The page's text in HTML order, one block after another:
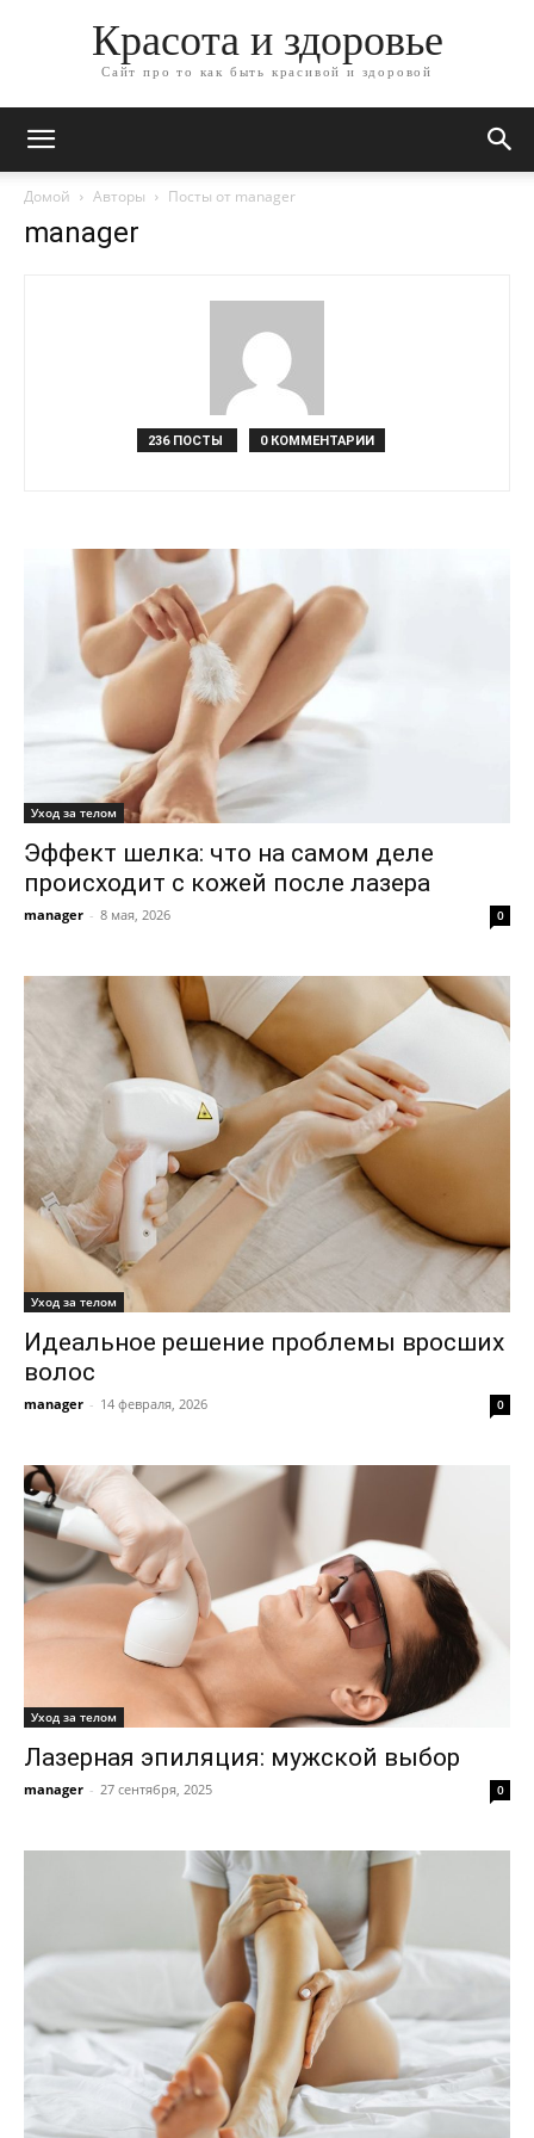
Красота и здоровье
Сайт про то как быть красивой и здоровой
Домой Авторы Посты от manager
manager
236 ПОСТЫ 0 КОММЕНТАРИИ
Уход за телом
Эффект шелка: что на самом деле
происходит с кожей после лазера
manager - 8 мая, 2026 0
Уход за телом
Идеальное решение проблемы вросших
волос
manager - 14 февраля, 2026 0
Уход за телом
Лазерная эпиляция: мужской выбор
manager - 27 сентября, 2025 0